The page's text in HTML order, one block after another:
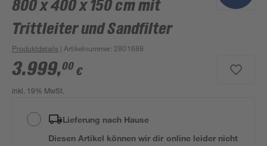
800 x 400 x 150 cm mit
Trittleiter und Sandfilter
Produktdetails | Artikelnummer: 2801688
3.999,00 €
inkl. 19% MwSt.
Lieferung nach Hause
Diesen Artikel können wir dir online leider nicht